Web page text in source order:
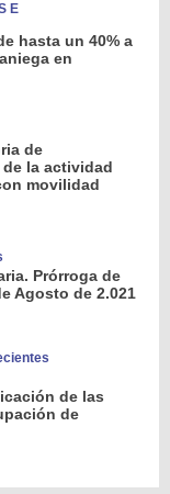
E
hasta un 40% a
en
de
la actividad
movilidad
Prórroga de
Agosto de 2.021
de las
de